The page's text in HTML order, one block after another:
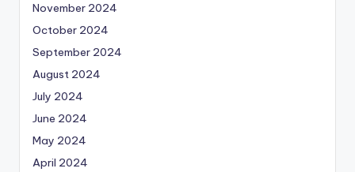
November 2024
October 2024
September 2024
August 2024
July 2024
June 2024
May 2024
April 2024